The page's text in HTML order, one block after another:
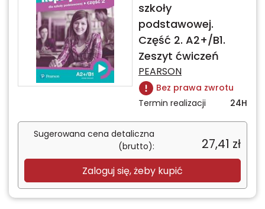
szkoły
podstawowej.
Część 2. A2+/B1.
Zeszyt ćwiczeń
PEARSON
Bez prawa zwrotu
Termin realizacji
24H
Sugerowana cena detaliczna
(brutto):
27,41 zł
Zaloguj się, żeby kupić